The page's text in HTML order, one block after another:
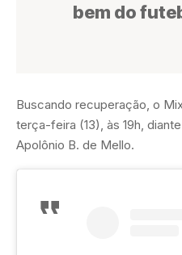
bem do
Buscando recuperação, o
terça-feira (13), às 19h,
Apolônio B. de Mello.